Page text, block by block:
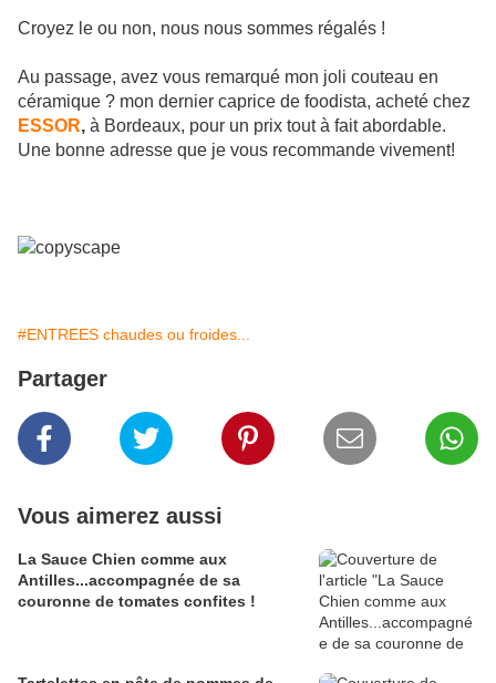
Croyez le ou non, nous nous sommes régalés !
Au passage, avez vous remarqué mon joli couteau en
céramique ? mon dernier caprice de foodista, acheté chez
ESSOR, à Bordeaux, pour un prix tout à fait abordable.
Une bonne adresse que je vous recommande vivement!
#ENTREES chaudes ou froides...
Partager
Vous aimerez aussi
La Sauce Chien comme aux
Antilles...accompagnée de sa
couronne de tomates confites !